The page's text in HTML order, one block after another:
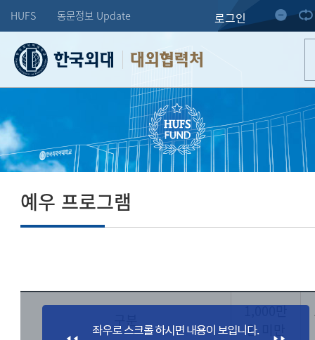
HUFS 동문정보 Update 로그인
대외협력처
예우 프로그램
1,000만
원 미만